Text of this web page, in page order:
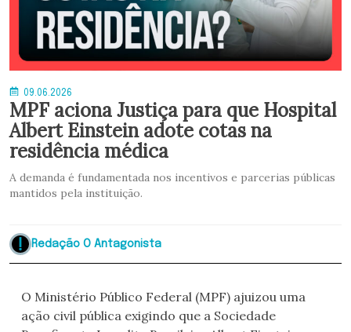
09.06.2026
MPF aciona Justiça para que Hospital
Albert Einstein adote cotas na
residência médica
A demanda é fundamentada nos incentivos e parcerias públicas
mantidos pela instituição.
Redação O Antagonista
O Ministério Público Federal (MPF) ajuizou uma
ação civil pública exigindo que a Sociedade